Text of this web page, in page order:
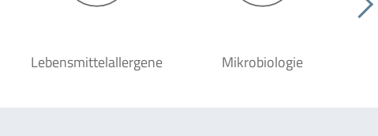
Lebensmittelallergene Mikrobiologie